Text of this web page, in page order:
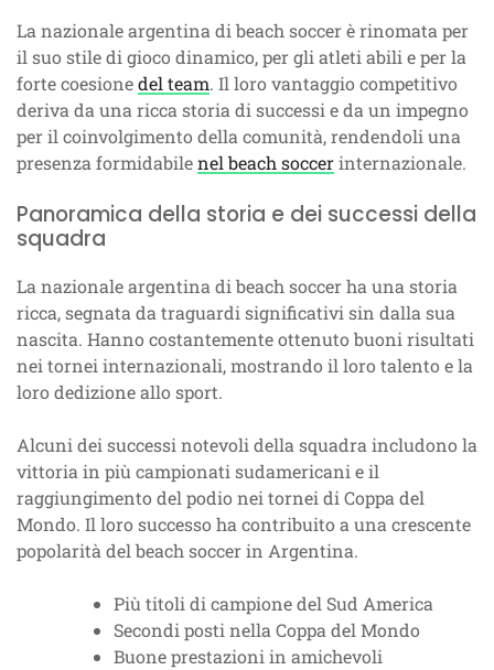
La nazionale argentina di beach soccer è rinomata per
il suo stile di gioco dinamico, per gli atleti abili e per la
forte coesionedel team. Il loro vantaggio competitivo
deriva da una ricca storia di successi e da un impegno
per il coinvolgimento della comunità, rendendoli una
presenza formidabilenel beach soccerinternazionale.
Panoramica della storia e dei successi della
squadra
La nazionale argentina di beach soccer ha una storia
ricca, segnata da traguardi significativi sin dalla sua
nascita. Hanno costantemente ottenuto buoni risultati
nei tornei internazionali, mostrando il loro talento e la
loro dedizione allo sport.
Alcuni dei successi notevoli della squadra includono la
vittoria in più campionati sudamericani e il
raggiungimento del podio nei tornei di Coppa del
Mondo. Il loro successo ha contribuito a una crescente
popolarità del beach soccer in Argentina.
Più titoli di campione del Sud America
Secondi posti nella Coppa del Mondo
Buone prestazioni in amichevoli